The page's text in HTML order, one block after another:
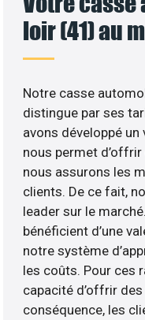
loir (41) au
Notre casse
distingue par ses
avons développé un
nous permet
nous assurons les
clients. De ce fait,
leader sur le
bénéficient d’une
notre système
les coûts. Pour ces
capacité d’offrir
conséquence, les